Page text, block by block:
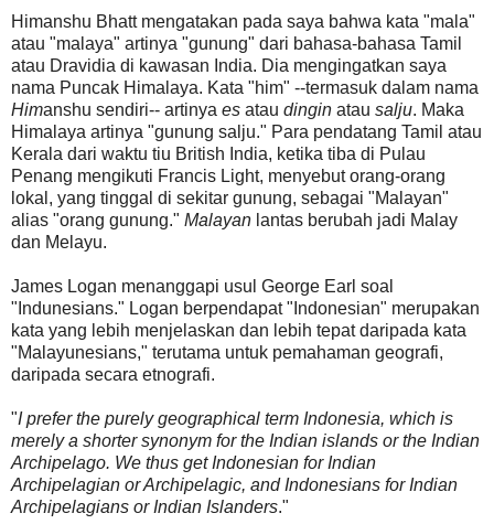
Himanshu Bhatt mengatakan pada saya bahwa kata "mala"
atau "malaya" artinya "gunung" dari bahasa-bahasa Tamil
atau Dravidia di kawasan India. Dia mengingatkan saya
nama Puncak Himalaya. Kata "him" --termasuk dalam nama
Himanshu sendiri-- artinya es atau dingin atau salju. Maka
Himalaya artinya "gunung salju." Para pendatang Tamil atau
Kerala dari waktu tiu British India, ketika tiba di Pulau
Penang mengikuti Francis Light, menyebut orang-orang
lokal, yang tinggal di sekitar gunung, sebagai "Malayan"
alias "orang gunung." Malayan lantas berubah jadi Malay
dan Melayu.
James Logan menanggapi usul George Earl soal
"Indunesians." Logan berpendapat "Indonesian" merupakan
kata yang lebih menjelaskan dan lebih tepat daripada kata
"Malayunesians," terutama untuk pemahaman geografi,
daripada secara etnografi.
"I prefer the purely geographical term Indonesia, which is
merely a shorter synonym for the Indian islands or the Indian
Archipelago. We thus get Indonesian for Indian
Archipelagian or Archipelagic, and Indonesians for Indian
Archipelagians or Indian Islanders."